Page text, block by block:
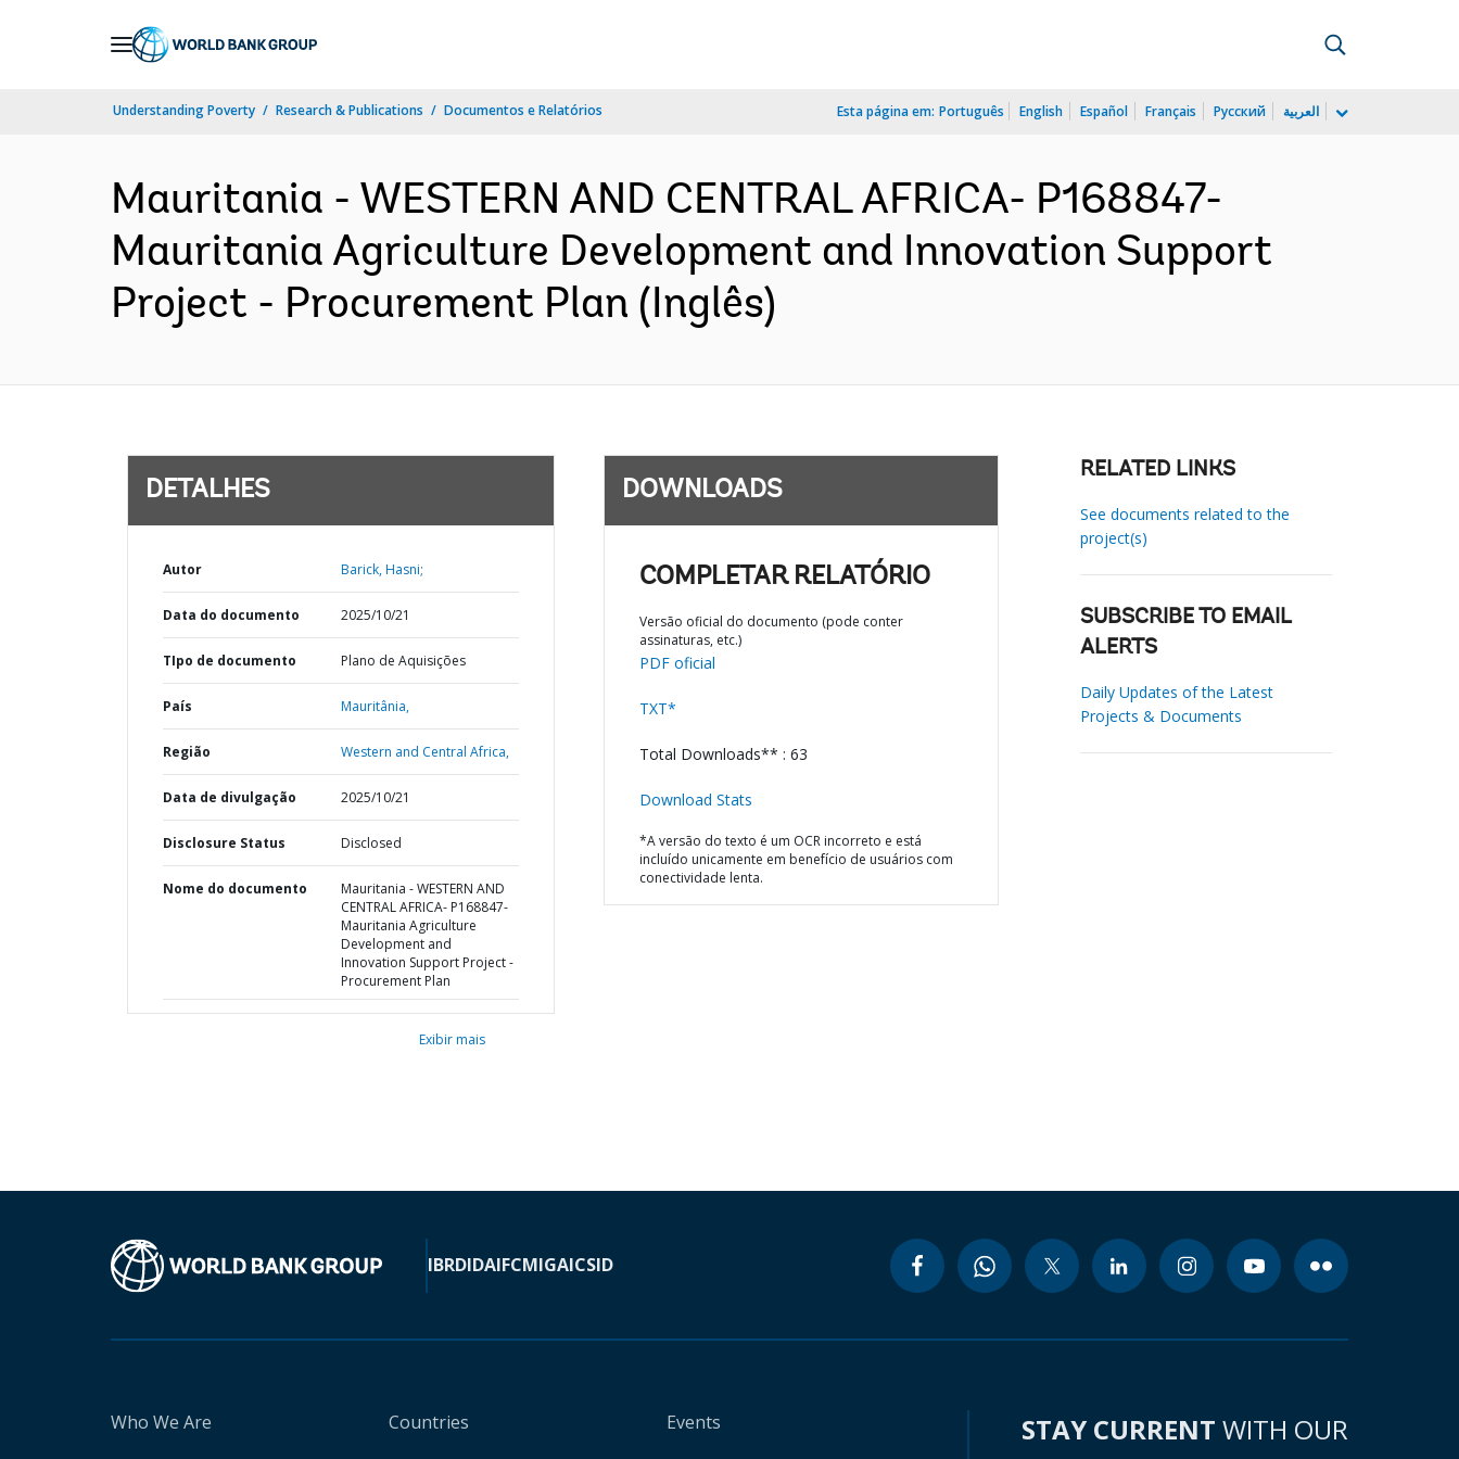
Understanding Poverty Research & Publications Documentos e Relatórios Esta página em: Português English Español Français Русский العربية
Mauritania - WESTERN AND CENTRAL AFRICA- P168847-
Mauritania Agriculture Development and Innovation Support
Project - Procurement Plan (Inglês)
DETALHES
Autor Barick, Hasni;
Data do documento 2025/10/21
TIpo de documento Plano de Aquisições
País Mauritânia,
Região Western and Central Africa,
Data de divulgação 2025/10/21
Disclosure Status Disclosed
Nome do documento
Mauritania - WESTERN AND
CENTRAL AFRICA- P168847-
Mauritania Agriculture
Development and
Innovation Support Project -
Procurement Plan
Exibir mais
DOWNLOADS
COMPLETAR RELATÓRIO
Versão oficial do documento (pode conter
assinaturas, etc.)
PDF oficial
TXT*
Total Downloads** : 63
Download Stats
*A versão do texto é um OCR incorreto e está
incluído unicamente em benefício de usuários com
conectividade lenta.
RELATED LINKS
See documents related to the
project(s)
SUBSCRIBE TO EMAIL
ALERTS
Daily Updates of the Latest
Projects & Documents
IBRDIDAIFCMIGAICSID
Who We Are
Countries
Events
STAY CURRENT WITH OUR